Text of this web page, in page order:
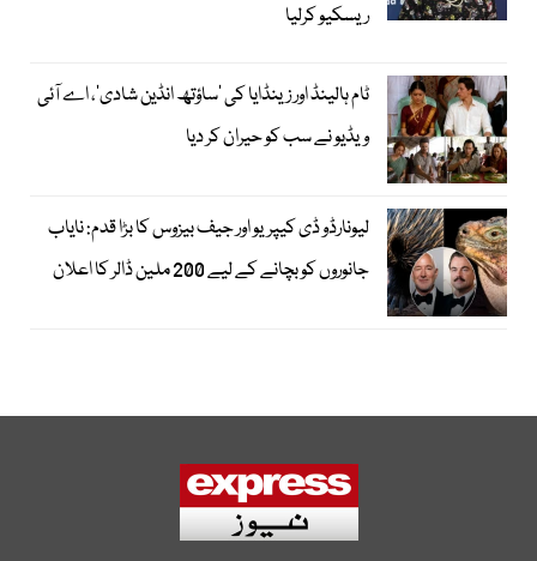
ریسکیو کرلیا
ٹام ہالینڈ اور زینڈایا کی ’ساؤتھ انڈین شادی‘، اے آئی
ویڈیو نے سب کو حیران کر دیا
لیونارڈو ڈی کیپریو اور جیف بیزوس کا بڑا قدم: نایاب
جانوروں کو بچانے کے لیے 200 ملین ڈالر کا اعلان